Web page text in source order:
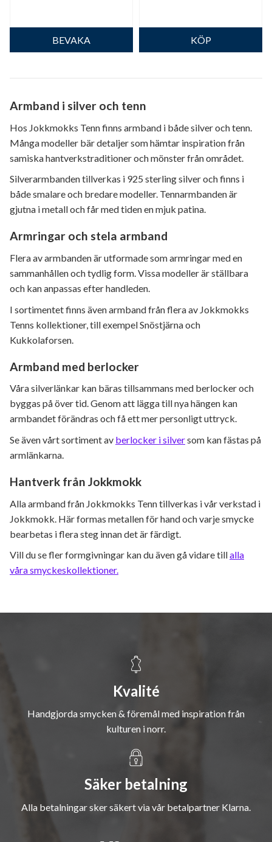
Armband i silver och tenn
Hos Jokkmokks Tenn finns armband i både silver och tenn.
Många modeller bär detaljer som hämtar inspiration från
samiska hantverkstraditioner och mönster från området.
Silverarmbanden tillverkas i 925 sterling silver och finns i
både smalare och bredare modeller. Tennarmbanden är
gjutna i metall och får med tiden en mjuk patina.
Armringar och stela armband
Flera av armbanden är utformade som armringar med en
sammanhållen och tydlig form. Vissa modeller är ställbara
och kan anpassas efter handleden.
I sortimentet finns även armband från flera av Jokkmokks
Tenns kollektioner, till exempel Snöstjärna och
Kukkolaforsen.
Armband med berlocker
Våra silverlänkar kan bäras tillsammans med berlocker och
byggas på över tid. Genom att lägga till nya hängen kan
armbandet förändras och få ett mer personligt uttryck.
Se även vårt sortiment av berlocker i silversom kan fästas på
armlänkarna.
Hantverk från Jokkmokk
Alla armband från Jokkmokks Tenn tillverkas i vår verkstad i
Jokkmokk. Här formas metallen för hand och varje smycke
bearbetas i flera steg innan det är färdigt.
Vill du se fler formgivningar kan du även gå vidare tillalla
våra smyckeskollektioner.
Kvalité
Handgjorda smycken & föremål med inspiration från
kulturen i norr.
Säker betalning
Alla betalningar sker säkert via vår betalpartner Klarna.